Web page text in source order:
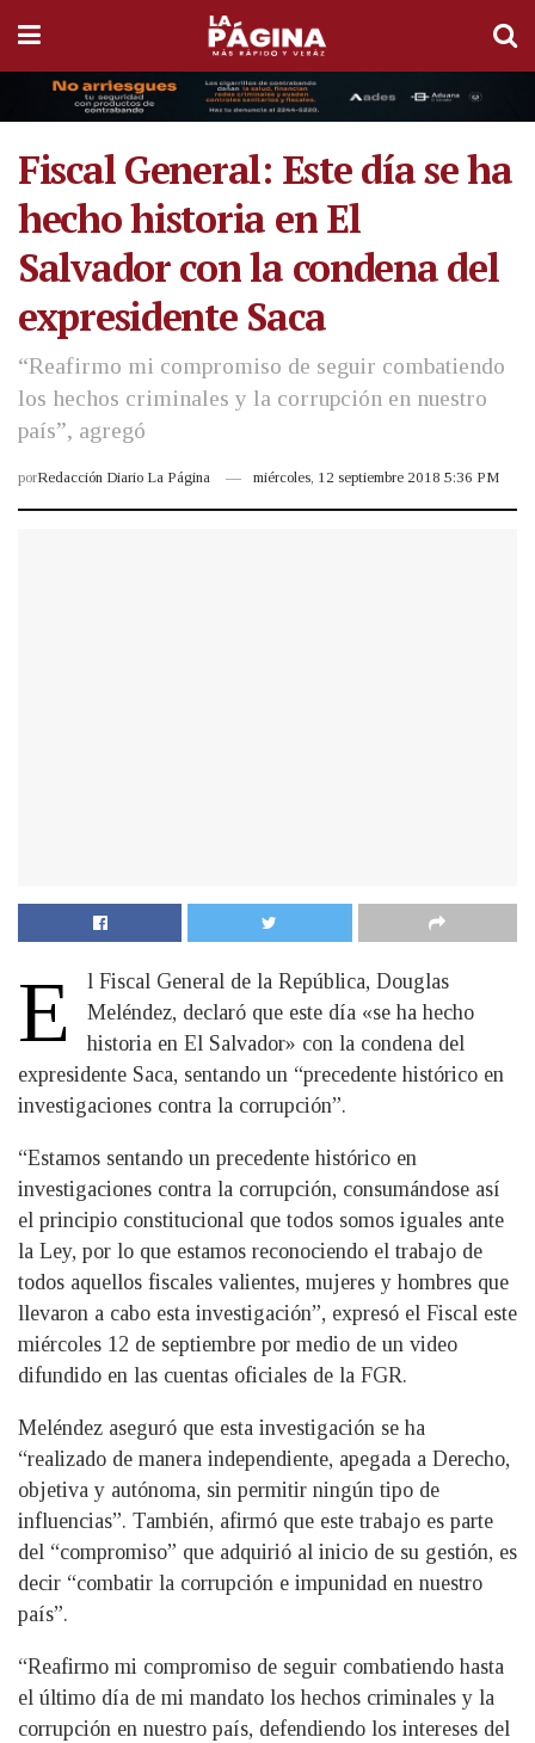
Fiscal General: Este día se ha
hecho historia en El
Salvador con la condena del
expresidente Saca
“Reafirmo mi compromiso de seguir combatiendo
los hechos criminales y la corrupción en nuestro
país”, agregó
porRedacción Diario La Página miércoles, 12 septiembre 2018 5:36 PM
E
l Fiscal General de la República, Douglas
Meléndez, declaró que este día «se ha hecho
historia en El Salvador» con la condena del
expresidente Saca, sentando un “precedente histórico en
investigaciones contra la corrupción”.
“Estamos sentando un precedente histórico en
investigaciones contra la corrupción, consumándose así
el principio constitucional que todos somos iguales ante
la Ley, por lo que estamos reconociendo el trabajo de
todos aquellos fiscales valientes, mujeres y hombres que
llevaron a cabo esta investigación”, expresó el Fiscal este
miércoles 12 de septiembre por medio de un video
difundido en las cuentas oficiales de la FGR.
Meléndez aseguró que esta investigación se ha
“realizado de manera independiente, apegada a Derecho,
objetiva y autónoma, sin permitir ningún tipo de
influencias”. También, afirmó que este trabajo es parte
del “compromiso” que adquirió al inicio de su gestión, es
decir “combatir la corrupción e impunidad en nuestro
país”.
“Reafirmo mi compromiso de seguir combatiendo hasta
el último día de mi mandato los hechos criminales y la
corrupción en nuestro país, defendiendo los intereses del